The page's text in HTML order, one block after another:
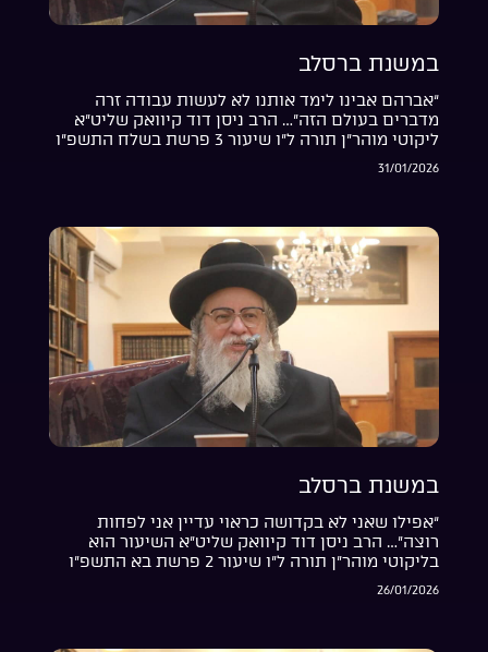
במשנת ברסלב
“אברהם אבינו לימד אותנו לא לעשות עבודה זרה
מדברים בעולם הזה”… הרב ניסן דוד קיוואק שליט”א
ליקוטי מוהר”ן תורה ל”ו שיעור 3 פרשת בשלח התשפ”ו
31/01/2026
במשנת ברסלב
“אפילו שאני לא בקדושה כראוי עדיין אני לפחות
רוצה”… הרב ניסן דוד קיוואק שליט”א השיעור הוא
בליקוטי מוהר”ן תורה ל”ו שיעור 2 פרשת בא התשפ”ו
26/01/2026